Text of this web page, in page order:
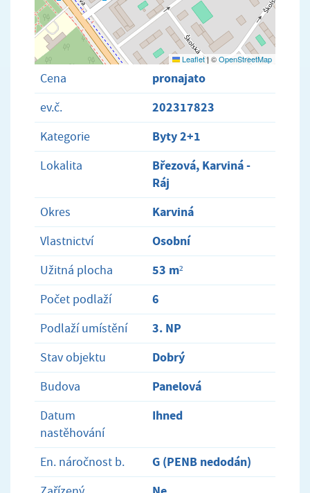
Leaflet|©OpenStreetMap
Cena pronajato
ev.č. 202317823
Kategorie Byty 2+1
Lokalita
Březová, Karviná -
Ráj
Okres Karviná
Vlastnictví Osobní
Užitná plocha 53 m²
Počet podlaží 6
Podlaží umístění 3. NP
Stav objektu Dobrý
Budova Panelová
Datum
nastěhování
Ihned
En. náročnost b. G (PENB nedodán)